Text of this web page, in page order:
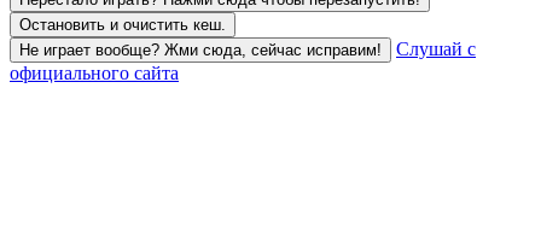
Остановить и очистить кеш.
Не играет вообще? Жми сюда, сейчас исправим!
Слушай с
официального сайта